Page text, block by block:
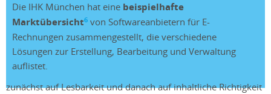
Die IHK München hat eine beispielhafte
Marktübersicht6 von Softwareanbietern für E-
Rechnungen zusammengestellt, die verschiedene
Lösungen zur Erstellung, Bearbeitung und Verwaltung
auflistet.
zunächst auf Lesbarkeit und danach auf inhaltliche Richtigkeit